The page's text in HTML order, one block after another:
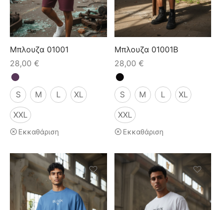
Μπλουζα 01001
28,00 €
S M L XL
XXL
Εκκαθάριση
Μπλουζα 01001B
28,00 €
S M L XL
XXL
Εκκαθάριση